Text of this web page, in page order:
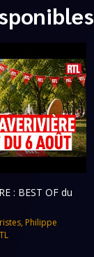
: BEST OF du
, Philippe